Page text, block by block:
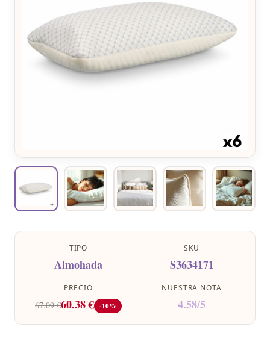
TIPO
Almohada
SKU
S3634171
PRECIO
67.09 €60.38 € -10%
NUESTRA NOTA
4.58/5